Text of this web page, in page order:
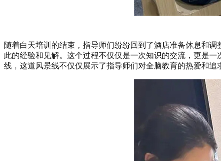
随着白天培训的结束，指导师们纷纷回到了酒店准备休息和
此的经验和见解。这个过程不仅仅是一次知识的交流，更是
线，这道风景线不仅仅展示了指导师们对全脑教育的热爱和